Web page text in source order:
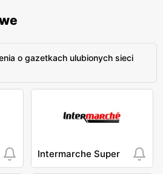
o gazetkach ulubionych sieci
Intermarche Super